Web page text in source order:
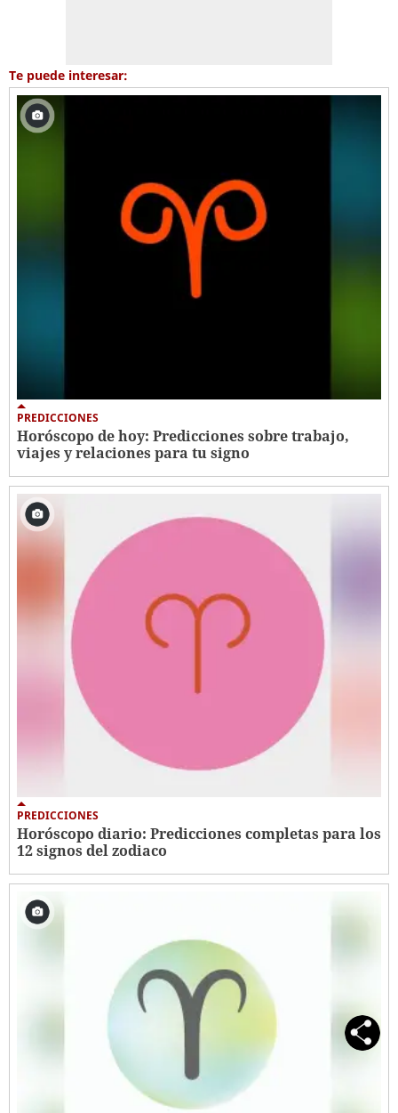
Te puede interesar:
PREDICCIONES
Horóscopo de hoy: Predicciones sobre trabajo,
viajes y relaciones para tu signo
PREDICCIONES
Horóscopo diario: Predicciones completas para los
12 signos del zodiaco